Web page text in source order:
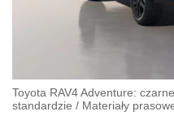
Toyota RAV4 Adventure:
standardzie / Materiały